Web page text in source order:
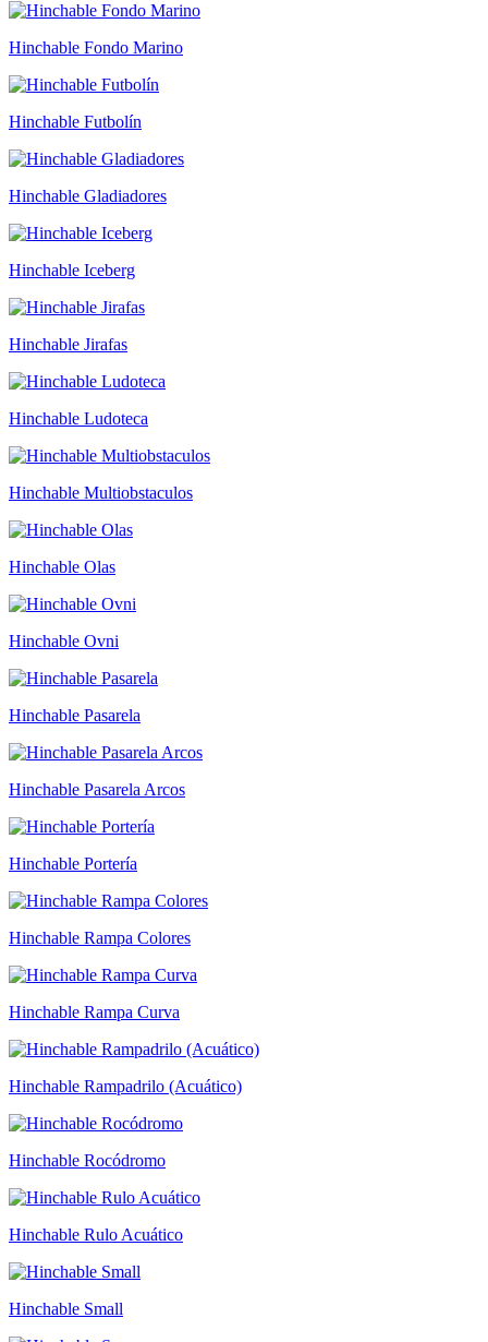
Hinchable Fondo Marino
Hinchable Futbolín
Hinchable Gladiadores
Hinchable Iceberg
Hinchable Jirafas
Hinchable Ludoteca
Hinchable Multiobstaculos
Hinchable Olas
Hinchable Ovni
Hinchable Pasarela
Hinchable Pasarela Arcos
Hinchable Portería
Hinchable Rampa Colores
Hinchable Rampa Curva
Hinchable Rampadrilo (Acuático)
Hinchable Rocódromo
Hinchable Rulo Acuático
Hinchable Small